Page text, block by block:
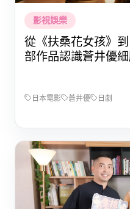
影視娛樂
從《扶桑花女孩》
部作品認識蒼井優
日本電影 蒼井優 日劇